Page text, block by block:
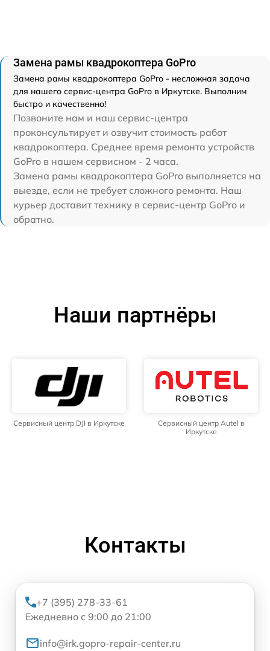
Замена рамы квадрокоптера GoPro
Замена рамы квадрокоптера GoPro - несложная задача
для нашего сервис-центра GoPro в Иркутске. Выполним
быстро и качественно!
Позвоните нам и наш сервис-центра
проконсультирует и озвучит стоимость работ
квадрокоптера. Среднее время ремонта устройств
GoPro в нашем сервисном - 2 часа.
Замена рамы квадрокоптера GoPro выполняется на
выезде, если не требует сложного ремонта. Наш
курьер доставит технику в сервис-центр GoPro и
обратно.
Наши партнёры
Сервисный центр DJI в Иркутске
Сервисный центр Autel в
Иркутске
Контакты
+7 (395) 278-33-61
Ежедневно с 9:00 до 21:00
info@irk.gopro-repair-center.ru